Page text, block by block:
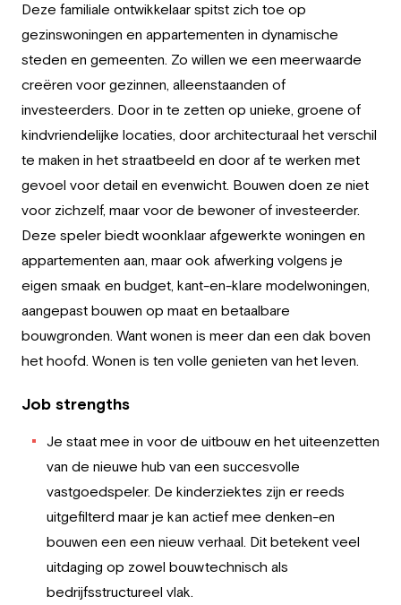
Employee
Employer
About us
Team
EN
Deze familiale ontwikkelaar spitst zich toe op
gezinswoningen en appartementen in dynamische
steden en gemeenten. Zo willen we een meerwaarde
creëren voor gezinnen, alleenstaanden of
investeerders. Door in te zetten op unieke, groene of
kindvriendelijke locaties, door architecturaal het verschil
te maken in het straatbeeld en door af te werken met
gevoel voor detail en evenwicht. Bouwen doen ze niet
voor zichzelf, maar voor de bewoner of investeerder.
Deze speler biedt woonklaar afgewerkte woningen en
appartementen aan, maar ook afwerking volgens je
eigen smaak en budget, kant-en-klare modelwoningen,
aangepast bouwen op maat en betaalbare
bouwgronden. Want wonen is meer dan een dak boven
het hoofd. Wonen is ten volle genieten van het leven.
Job strengths
Je staat mee in voor de uitbouw en het uiteenzetten
van de nieuwe hub van een succesvolle
vastgoedspeler. De kinderziektes zijn er reeds
uitgefilterd maar je kan actief mee denken-en
bouwen een een nieuw verhaal. Dit betekent veel
uitdaging op zowel bouwtechnisch als
bedrijfsstructureel vlak.